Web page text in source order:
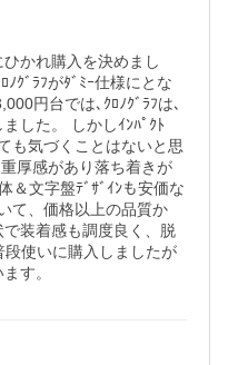
かれ購入を決めまし
ｸﾞﾗﾌがﾀﾞﾐｰ仕様にとな
円台では､ｸﾛﾉｸﾞﾗﾌは､
した。 しかしｲﾝﾊﾟｸﾄ
も気づくことはないと思
厚感があり落ち着きが
＆文字盤ﾃﾞｻﾞｲﾝも安価な
て、価格以上の品質か
装着感も調度良く、脱
段使いに購入しましたが
す。